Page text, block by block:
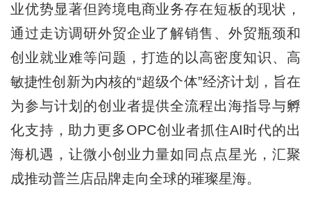
业优势显著但跨境电商业务存在短板的现状，
通过走访调研外贸企业了解销售、外贸瓶颈和
创业就业难等问题，打造的以高密度知识、高
敏捷性创新为内核的“超级个体”经济计划，旨在
为参与计划的创业者提供全流程出海指导与孵
化支持，助力更多OPC创业者抓住AI时代的出
海机遇，让微小创业力量如同点点星光，汇聚
成推动普兰店品牌走向全球的璀璨星海。